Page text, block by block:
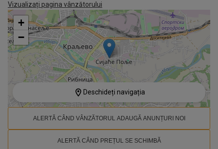
Vizualizați pagina vânzătorului
+
−
Deschideți navigația
ALERTĂ CÂND VÂNZĂTORUL ADAUGĂ ANUNȚURI NOI
ALERTĂ CÂND PREȚUL SE SCHIMBĂ